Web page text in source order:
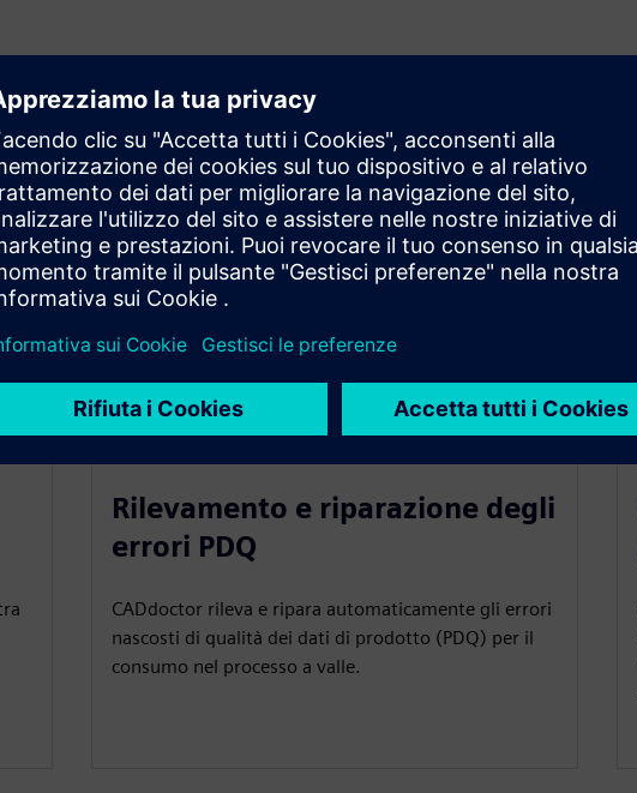
Rilevamento e riparazione degli
errori PDQ
CADdoctor rileva e ripara automaticamente gli errori
nascosti di qualità dei dati di prodotto (PDQ) per il
consumo nel processo a valle.